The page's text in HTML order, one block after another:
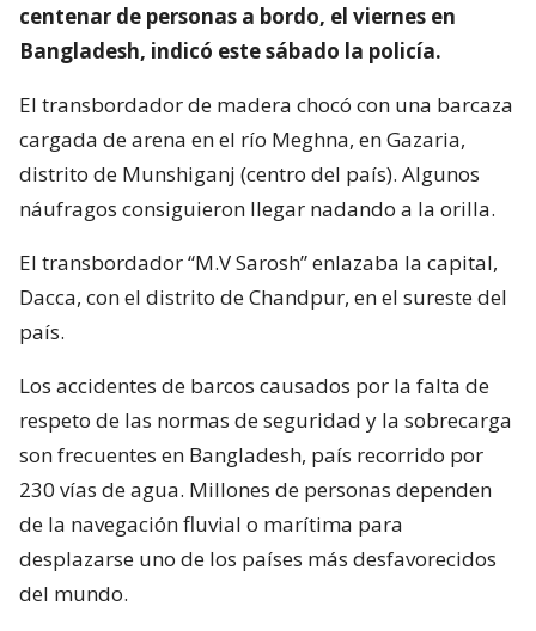
centenar de personas a bordo, el viernes en
Bangladesh, indicó este sábado la policía.
El transbordador de madera chocó con una barcaza
cargada de arena en el río Meghna, en Gazaria,
distrito de Munshiganj (centro del país). Algunos
náufragos consiguieron llegar nadando a la orilla.
El transbordador “M.V Sarosh” enlazaba la capital,
Dacca, con el distrito de Chandpur, en el sureste del
país.
Los accidentes de barcos causados por la falta de
respeto de las normas de seguridad y la sobrecarga
son frecuentes en Bangladesh, país recorrido por
230 vías de agua. Millones de personas dependen
de la navegación fluvial o marítima para
desplazarse uno de los países más desfavorecidos
del mundo.